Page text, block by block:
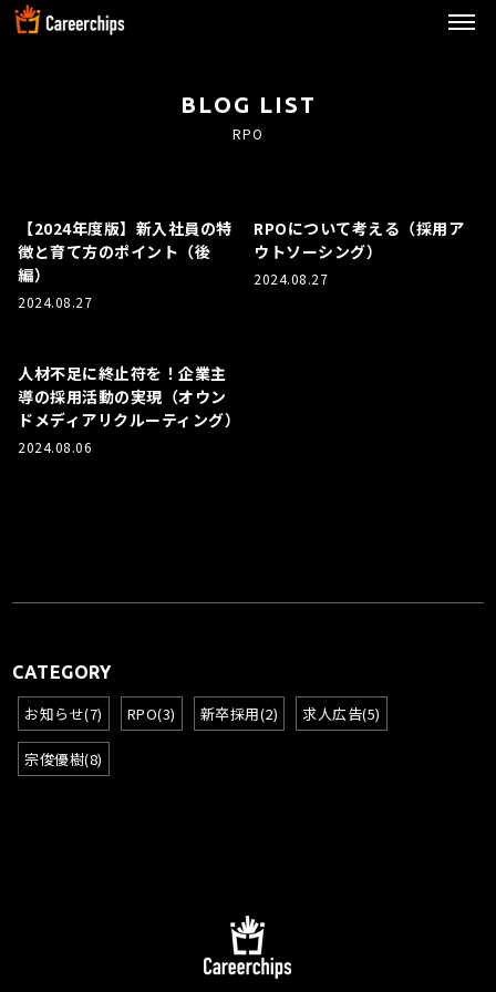
BLOG LIST
RPO
【2024年度版】新入社員の特
徴と育て方のポイント（後
編）
2024.08.27
RPOについて考える（採用ア
ウトソーシング）
2024.08.27
人材不足に終止符を！企業主
導の採用活動の実現（オウン
ドメディアリクルーティング）
2024.08.06
CATEGORY
お知らせ(7) RPO(3) 新卒採用(2) 求人広告(5)
宗俊優樹(8)